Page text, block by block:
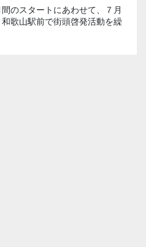
のスタートにあわせて、７月
歌山駅前で街頭啓発活動を繰